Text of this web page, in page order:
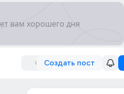
Создать пост